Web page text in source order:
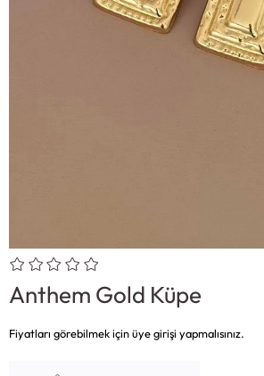
Anthem Gold Küpe
Fiyatları görebilmek için üye girişi yapmalısınız.